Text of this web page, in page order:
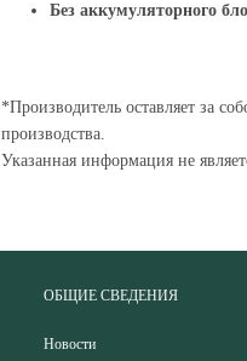
Без аккумуляторного
*Производитель оставляет за
производства.
Указанная информация не
ОБЩИЕ СВЕДЕНИЯ
Новости